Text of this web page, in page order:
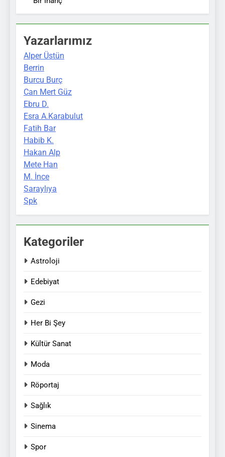
Yazarlarımız
Alper Üstün
Berrin
Burcu Burç
Can Mert Güz
Ebru D.
Esra A.Karabulut
Fatih Bar
Habib K.
Hakan Alp
Mete Han
M. İnce
Saraylıya
Spk
Kategoriler
Astroloji
Edebiyat
Gezi
Her Bi Şey
Kültür Sanat
Moda
Röportaj
Sağlık
Sinema
Spor